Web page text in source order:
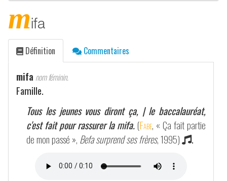
mifa
Définition Commentaires
mifa nom féminin.
Famille.
Tous les jeunes vous diront ça, | le baccalauréat,
c'est fait pour rassurer la mifa. (Fabe, « Ça fait partie
de mon passé », Befa surprend ses frères, 1995) .